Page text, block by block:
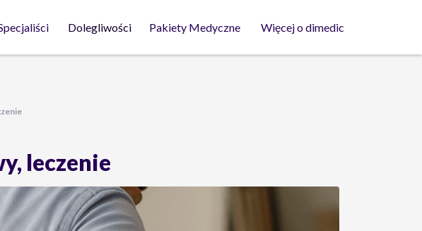
Dolegliwości Pakiety Medyczne Więcej o dimedic
leczenie